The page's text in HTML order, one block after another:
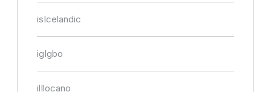
isIcelandic
igIgbo
ilIlocano